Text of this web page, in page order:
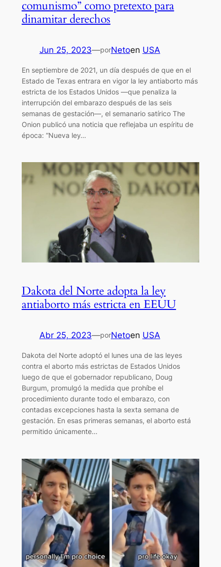
comunismo” como pretexto para
dinamitar derechos
Jun 25, 2023—porNetoen USA
En septiembre de 2021, un día después de que en el
Estado de Texas entrara en vigor la ley antiaborto más
estricta de los Estados Unidos —que penaliza la
interrupción del embarazo después de las seis
semanas de gestación—, el semanario satírico The
Onion publicó una noticia que reflejaba un espíritu de
época: “Nueva ley…
Dakota del Norte adopta la ley
antiaborto más estricta en EEUU
Abr 25, 2023—porNetoen USA
Dakota del Norte adoptó el lunes una de las leyes
contra el aborto más estrictas de Estados Unidos
luego de que el gobernador republicano, Doug
Burgum, promulgó la medida que prohíbe el
procedimiento durante todo el embarazo, con
contadas excepciones hasta la sexta semana de
gestación. En esas primeras semanas, el aborto está
permitido únicamente…